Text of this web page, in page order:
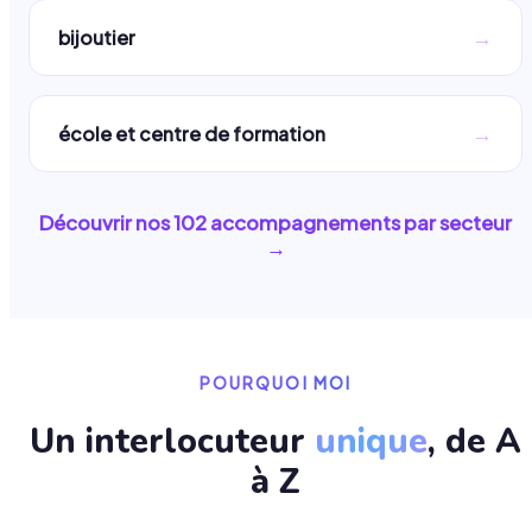
bijoutier →
école et centre de formation →
Découvrir nos102accompagnements par secteur
→
POURQUOI MOI
Un interlocuteur unique, de A
à Z